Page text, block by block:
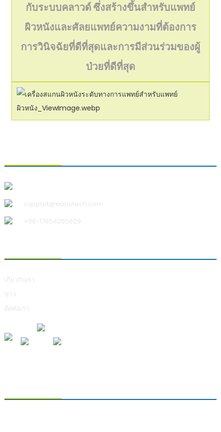
กับระบบคลาวด์ ซึ่งสร้างขึ้นสำหรับแพทย์
ผิวหนังและศัลยแพทย์ความงามที่ต้องการ
การวินิจฉัยที่ดีที่สุดและการมีส่วนร่วมของผู้
ป่วยที่ดีที่สุด
support@xiaoutech.com
+86-17854265629
เกี่ยวกับเรา
ข่าว
ติดต่อเรา